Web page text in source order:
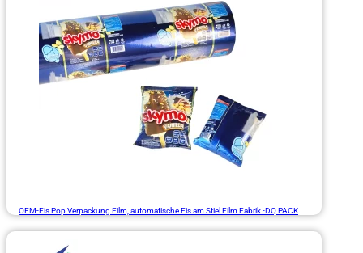
OEM-Eis Pop Verpackung Film, automatische Eis am Stiel Film Fabrik -DQ PACK